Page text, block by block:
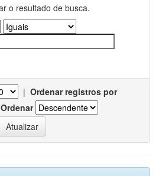
o resultado de busca.
| Ordenar registros por
Ordenar